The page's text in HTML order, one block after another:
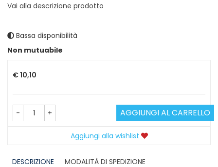
Vai alla descrizione prodotto
Bassa disponibilità
Non mutuabile
Prezzo
€ 10,10
- + AGGIUNGI AL CARRELLO
Aggiungi alla wishlist
DESCRIZIONE
MODALITÀ DI SPEDIZIONE